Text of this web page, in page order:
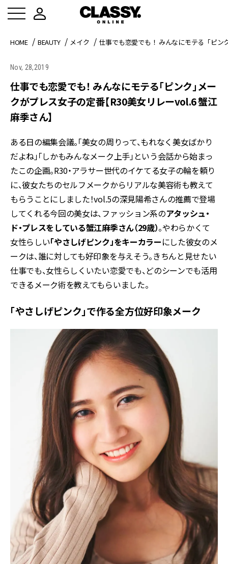
HOME BEAUTY メイク 仕事でも恋愛でも！ みんなにモテる「ピン
Nov, 28,2019
仕事でも恋愛でも！ みんなにモテる「ピンク」メー
クがプレス女子の定番【R30美女リレーvol.6 蟹江
麻季さん】
ある日の編集会議。「美女の周りって、もれなく美女ばかり
だよね」「しかもみんなメーク上手」という会話から始まっ
たこの企画。R30・アラサー世代のイケてる女子の輪を頼り
に、彼女たちのセルフメークからリアルな美容術も教えて
もらうことにしました！vol.5の深見陽希さんの推薦で登場
してくれる今回の美女は、ファッション系のアタッシュ・
ド・プレスをしている蟹江麻季さん（29歳）。やわらかくて
女性らしい「やさしげピンク」をキーカラーにした彼女のメ
ークは、誰に対しても好印象を与えそう。きちんと見せたい
仕事でも、女性らしくいたい恋愛でも、どのシーンでも活用
できるメーク術を教えてもらいました。
「やさしげピンク」で作る全方位好印象メーク